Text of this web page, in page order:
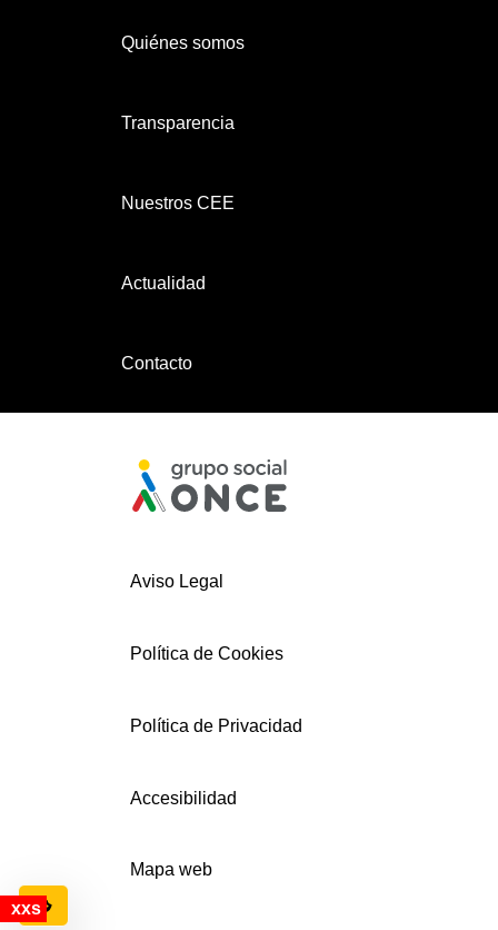
Quiénes somos
Transparencia
Nuestros CEE
Actualidad
Contacto
Aviso Legal
Política de Cookies
Política de Privacidad
Accesibilidad
Mapa web